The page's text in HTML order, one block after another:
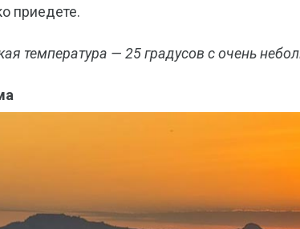
приедете.
температура — 25 градусов с очень